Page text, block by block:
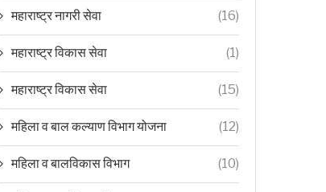
महाराष्ट्र नागरी सेवा (16)
महाराष्ट्र विकास सेवा (1)
महाराष्ट्र विकास सेवा (15)
महिला व बाल कल्याण विभाग योजना (12)
महिला व बालविकास विभाग (10)